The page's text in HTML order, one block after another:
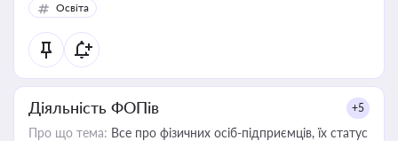
Освіта
Діяльність ФОПів +5
Про що тема: Все про фізичних осіб-підприємців, їх статус